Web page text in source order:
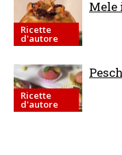
Ricette
d'autore
Mele
Ricette
d'autore